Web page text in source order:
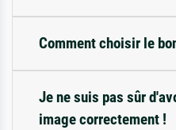
Comment choisir le
Je ne suis pas sûr
image correctement !